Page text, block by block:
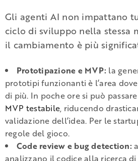
Gli agenti AI non impattano
ciclo di sviluppo nella stessa
il cambiamento è più
Prototipazione e MVP: la
prototipi funzionanti è l’area
di più. In poche ore si può
MVP testabile, riducendo
validazione dell’idea. Per le
regole del gioco.
Code review e bug detection:
analizzano il codice alla ricerca